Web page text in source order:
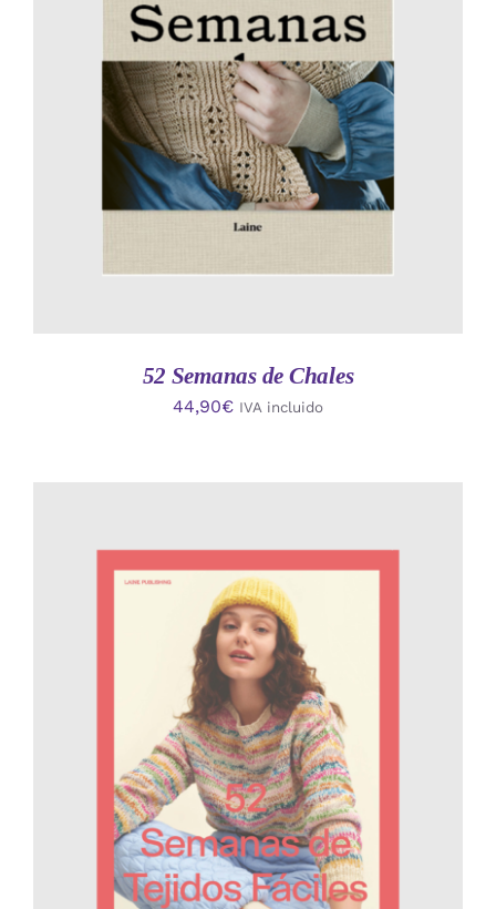
AÑADIR AL CARRITO
/
DETALLES
52 Semanas de Chales
44,90€ IVA incluido
AÑADIR AL CARRITO
/
DETALLES